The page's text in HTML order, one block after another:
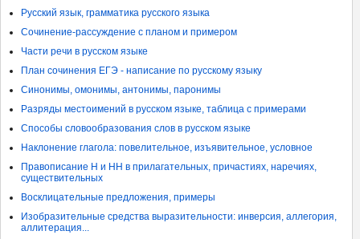
Русский язык, грамматика русского языка
Сочинение-рассуждение с планом и примером
Части речи в русском языке
План сочинения ЕГЭ - написание по русскому языку
Синонимы, омонимы, антонимы, паронимы
Разряды местоимений в русском языке, таблица с примерами
Способы словообразования слов в русском языке
Наклонение глагола: повелительное, изъявительное, условное
Правописание Н и НН в прилагательных, причастиях, наречиях,
существительных
Восклицательные предложения, примеры
Изобразительные средства выразительности: инверсия, аллегория,
аллитерация...